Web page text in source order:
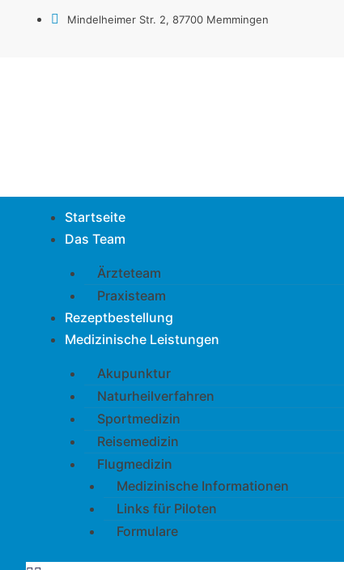
Mindelheimer Str. 2, 87700 Memmingen
Startseite
Das Team
Ärzteteam
Praxisteam
Rezeptbestellung
Medizinische Leistungen
Akupunktur
Naturheilverfahren
Sportmedizin
Reisemedizin
Flugmedizin
Medizinische Informationen
Links für Piloten
Formulare